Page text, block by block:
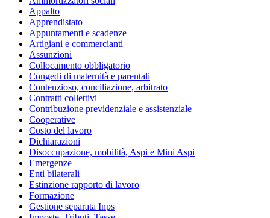
Appalto
Apprendistato
Appuntamenti e scadenze
Artigiani e commercianti
Assunzioni
Collocamento obbligatorio
Congedi di maternità e parentali
Contenzioso, conciliazione, arbitrato
Contratti collettivi
Contribuzione previdenziale e assistenziale
Cooperative
Costo del lavoro
Dichiarazioni
Disoccupazione, mobilità, Aspi e Mini Aspi
Emergenze
Enti bilaterali
Estinzione rapporto di lavoro
Formazione
Gestione separata Inps